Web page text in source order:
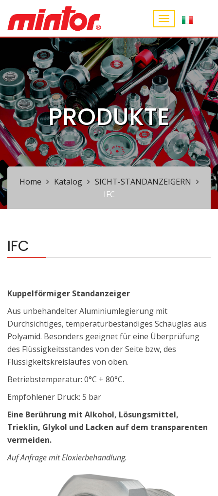
PRODUKTE
Home Katalog
SICHT-STANDANZEIGERN
IFC
IFC
Kuppelförmiger Standanzeiger
Aus unbehandelter Aluminiumlegierung mit
Durchsichtiges, temperaturbeständiges Schauglas aus
Polyamid. Besonders geeignet für eine Überprüfung
des Flüssigkeitsstandes von der Seite bzw, des
Flüssigkeitskreislaufes von oben.
Betriebstemperatur: 0°C + 80°C.
Empfohlener Druck: 5 bar
Eine Berührung mit Alkohol, Lösungsmittel,
Trieklin, Glykol und Lacken auf dem transparenten
vermeiden.
Auf Anfrage mit Eloxierbehandlung.